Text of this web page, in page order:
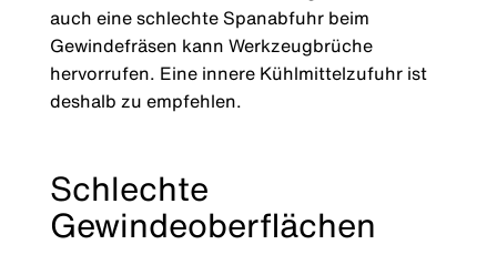
auch eine schlechte Spanabfuhr beim
Gewindefräsen kann Werkzeugbrüche
hervorrufen. Eine innere Kühlmittelzufuhr ist
deshalb zu empfehlen.
Schlechte
Gewindeoberflächen